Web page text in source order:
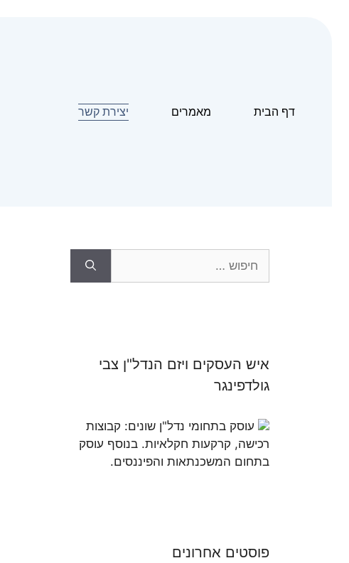
דף הבית מאמרים יצירת קשר
איש העסקים ויזם הנדל"ן צבי
גולדפינגר
עוסק בתחומי נדל"ן שונים: קבוצות
רכישה, קרקעות חקלאיות. בנוסף עוסק
בתחום המשכנתאות והפיננסים.
פוסטים אחרונים